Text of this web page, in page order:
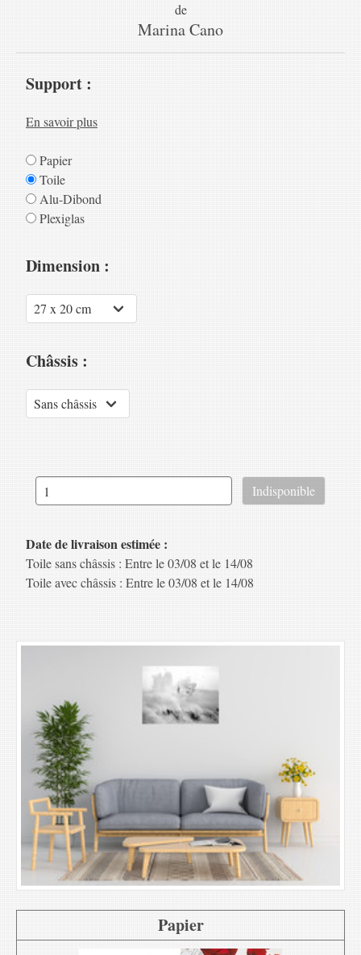
de
Marina Cano
Support :
En savoir plus
Papier
Toile
Alu-Dibond
Plexiglas
Dimension :
Châssis :
Date de livraison estimée :
Toile sans châssis : Entre le 03/08 et le 14/08
Toile avec châssis : Entre le 03/08 et le 14/08
Papier